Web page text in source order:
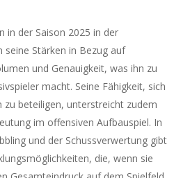
in der Saison 2025 in der
seine Stärken in Bezug auf
und Genauigkeit, was ihn zu
macht. Seine Fähigkeit, sich
beteiligen, unterstreicht zudem
im offensiven Aufbauspiel. In
und der Schussverwertung gibt
die, wenn sie